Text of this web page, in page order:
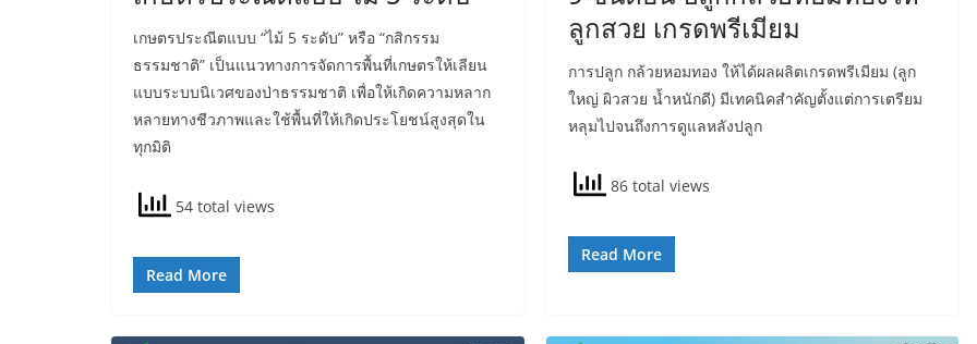
เกษตรประณีตแบบ “ไม้ 5 ระดับ” หรือ “กสิกรรม
ธรรมชาติ” เป็นแนวทางการจัดการพื้นที่เกษตรให้เลียน
แบบระบบนิเวศของป่าธรรมชาติ เพื่อให้เกิดความหลาก
หลายทางชีวภาพและใช้พื้นที่ให้เกิดประโยชน์สูงสุดใน
ทุกมิติ
54 total views
Read More
ลูกสวย เกรดพรีเมียม
การปลูก กล้วยหอมทอง ให้ได้ผลผลิตเกรดพรีเมียม (ลูก
ใหญ่ ผิวสวย น้ำหนักดี) มีเทคนิคสำคัญตั้งแต่การเตรียม
หลุมไปจนถึงการดูแลหลังปลูก
86 total views
Read More